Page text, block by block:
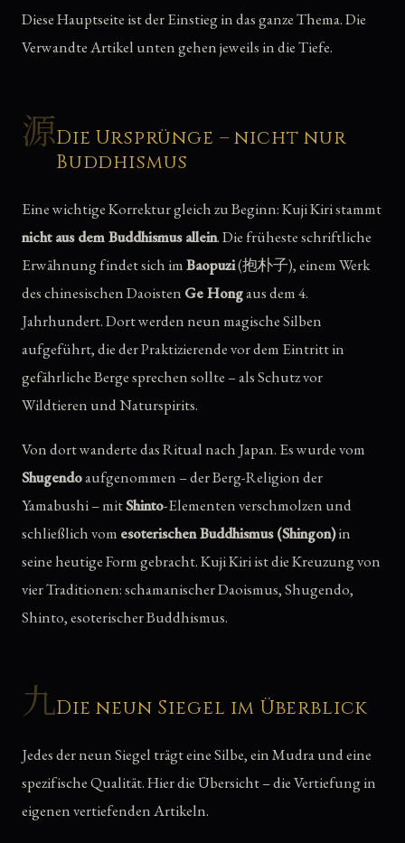
Diese Hauptseite ist der Einstieg in das ganze Thema. Die
Verwandte Artikel unten gehen jeweils in die Tiefe.
源Die Ursprünge – nicht nur
Buddhismus
Eine wichtige Korrektur gleich zu Beginn: Kuji Kiri stammt
nicht aus dem Buddhismus allein. Die früheste schriftliche
Erwähnung findet sich imBaopuzi(抱朴子), einem Werk
des chinesischen Daoisten Ge Hongaus dem 4.
Jahrhundert. Dort werden neun magische Silben
aufgeführt, die der Praktizierende vor dem Eintritt in
gefährliche Berge sprechen sollte – als Schutz vor
Wildtieren und Naturspirits.
Von dort wanderte das Ritual nach Japan. Es wurde vom
Shugendoaufgenommen – der Berg-Religion der
Yamabushi – mitShinto-Elementen verschmolzen und
schließlich vom esoterischen Buddhismus (Shingon)in
seine heutige Form gebracht. Kuji Kiri ist die Kreuzung von
vier Traditionen: schamanischer Daoismus, Shugendo,
Shinto, esoterischer Buddhismus.
九Die neun Siegel im Überblick
Jedes der neun Siegel trägt eine Silbe, ein Mudra und eine
spezifische Qualität. Hier die Übersicht – die Vertiefung in
eigenen vertiefenden Artikeln.